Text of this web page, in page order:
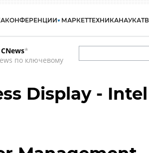
КОНФЕРЕНЦИИ МАРКЕТТЕХНИКАНАУКАТВ
*
по ключевому
Display -